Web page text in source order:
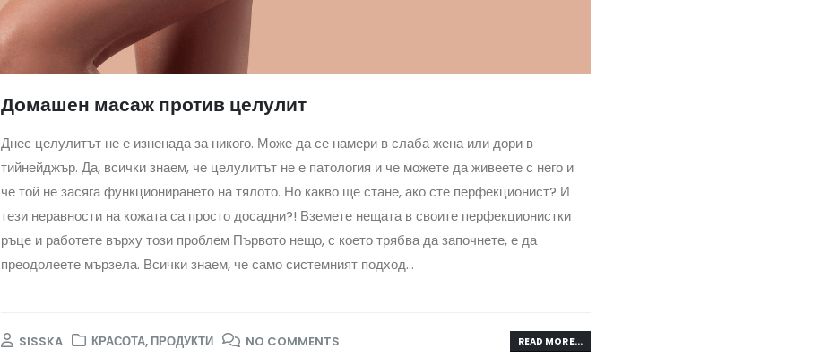
Домашен масаж против целулит
Днес целулитът не е изненада за никого. Може да се намери в слаба жена или дори в
тийнейджър. Да, всички знаем, че целулитът не е патология и че можете да живеете с него и
че той не засяга функционирането на тялото. Но какво ще стане, ако сте перфекционист? И
тези неравности на кожата са просто досадни?! Вземете нещата в своите перфекционистки
ръце и работете върху този проблем Първото нещо, с което трябва да започнете, е да
преодолеете мързела. Всички знаем, че само системният подход...
SISSKA КРАСОТА, ПРОДУКТИ NO COMMENTS READ MORE...